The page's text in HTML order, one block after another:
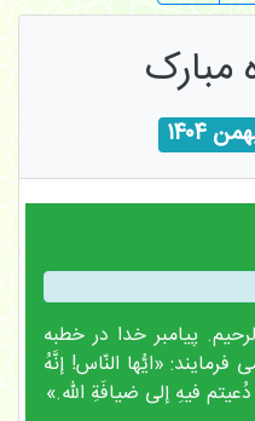
مبارک
پیامبر خدا در خطبه
فرمایند: «ایُّها النّاس! إنَّهُ
فیهِ إلی ضیافَةِ الله.»